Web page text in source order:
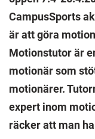
CampusSports
är att göra
Motionstutor är
motionär som
motionärer.
expert inom
räcker att man